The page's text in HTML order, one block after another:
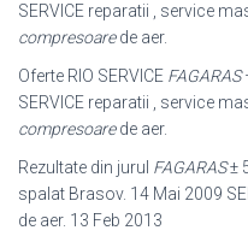
SERVICE reparatii , service
compresoarede aer.
Oferte RIO SERVICE FAGARAS
SERVICE reparatii , service
compresoarede aer.
Rezultate din jurul FAGARAS±
spalat Brasov. 14 Mai 2009
de aer. 13 Feb 2013